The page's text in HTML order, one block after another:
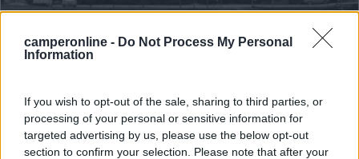
camperonline - Do Not Process My Personal
Information
If you wish to opt-out of the sale, sharing to third parties, or
processing of your personal or sensitive information for
targeted advertising by us, please use the below opt-out
section to confirm your selection. Please note that after your
Area di sosta (PS+CS)
Agriturismo La Ramiera